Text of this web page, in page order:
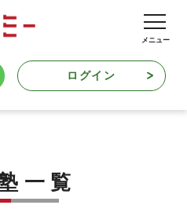
ログイン
一覧